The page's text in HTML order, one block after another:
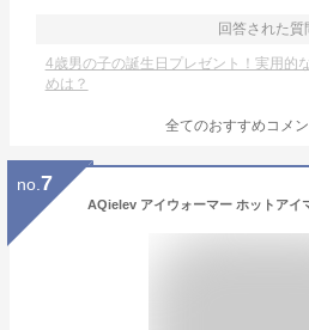
回答された質
4歳男の子の誕生日プレゼント！実用的
めは？
全てのおすすめコメン
no. 7